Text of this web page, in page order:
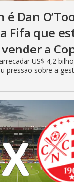
é Dan
Fifa que
a
US$ 4,2
pressão sobre a